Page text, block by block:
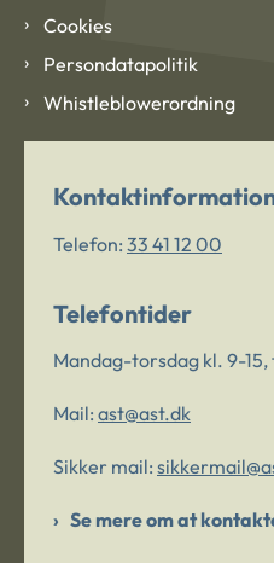
Cookies
Persondatapolitik
Whistleblowerordning
Telefon: 33 41 12 00
Telefontider
Mandag-torsdag kl. 9-15,
Mail: ast@ast.dk
Sikker mail:
Se mere om at